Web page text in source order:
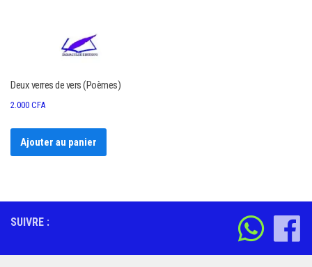
Deux verres de vers (Poèmes)
2.000 CFA
Ajouter au panier
SUIVRE :